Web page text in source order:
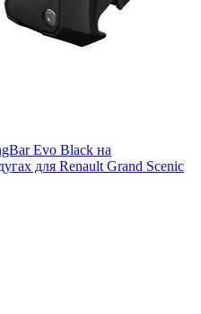
Evo Black на
для Renault Grand Scenic